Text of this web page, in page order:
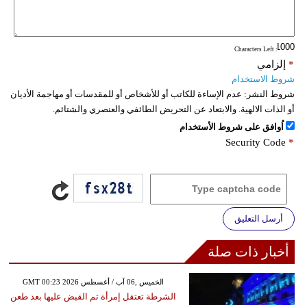
: Characters Left
إلزامي *
شروط الاستخدام
شروط النشر: عدم الإساءة للكاتب أو للأشخاص أو للمقدسات أو مهاجمة الأديان
أو الذات الالهية. والابتعاد عن التحريض الطائفي والعنصري والشتائم.
اُوافق على شروط الأستخدام
Security Code *
أرسل التعليق
أخبار ذات صلة
GMT 00:23 2026 الخميس ,06 آب / أغسطس
الشرطة تعتقل إمرأة تم القبض عليها بعد طعن